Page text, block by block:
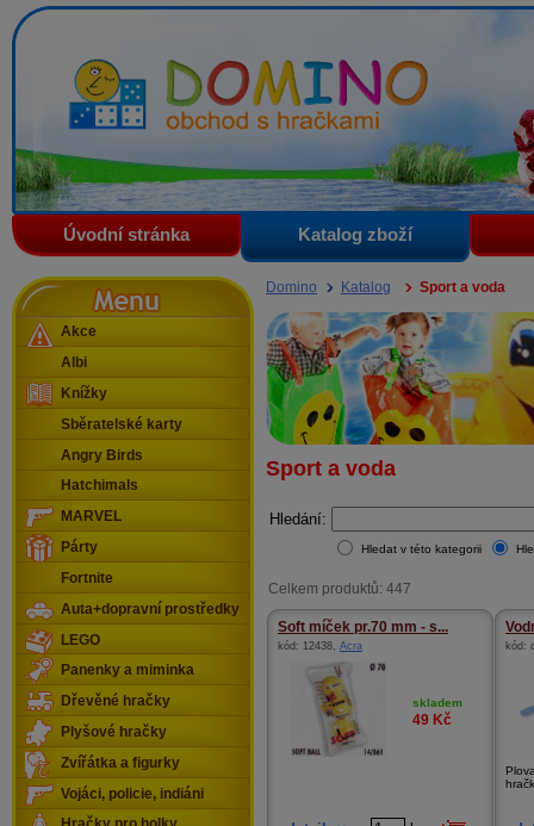
Domino - obchod s hračkami
Úvodní stránka Katalog zboží
Domino Katalog Sport a voda
Sport a voda
Hledání:
Hledat v této kategorii
Celkem produktů: 447
Soft míček pr.70 mm - s...
kód: 12438, Acra
skladem
49 Kč
kód:
Menu
Akce
Albi
Knížky
Sběratelské karty
Angry Birds
Hatchimals
MARVEL
Párty
Fortnite
Auta+dopravní prostředky
LEGO
Panenky a miminka
Dřevěné hračky
Plyšové hračky
Zvířátka a figurky
Vojáci, policie, indiáni